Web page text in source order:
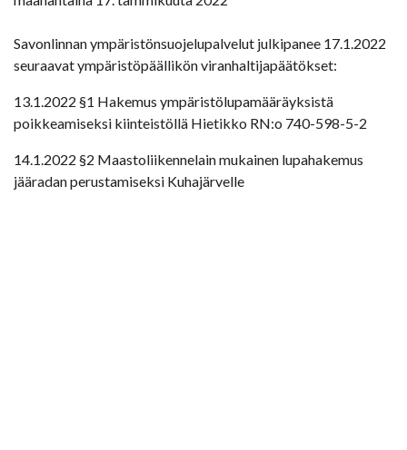
Savonlinnan ympäristönsuojelupalvelut julkipanee 17.1.2022
seuraavat ympäristöpäällikön viranhaltijapäätökset:
13.1.2022 §1 Hakemus ympäristölupamääräyksistä
poikkeamiseksi kiinteistöllä Hietikko RN:o 740-598-5-2
14.1.2022 §2 Maastoliikennelain mukainen lupahakemus
jääradan perustamiseksi Kuhajärvelle